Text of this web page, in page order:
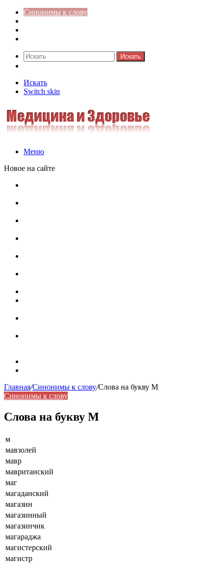
Синонимы к слову
Искать
Искать
Switch skin
Меню
Новое на сайте
Главная/Синонимы к слову/Слова на букву М
Синонимы к слову
Слова на букву М
м
мавзолей
мавр
мавританский
маг
магаданский
магазин
магазинный
магазинчик
магараджа
магистерский
магистр